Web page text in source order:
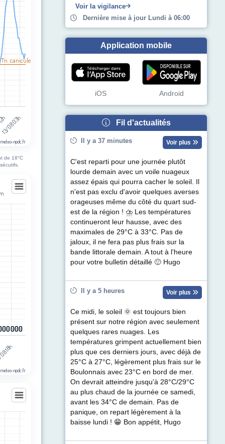
(°C). Data ranges from 15 to 33.
13/08 03h
meteo-npdc.fr
Tn. canicule
de 18°C
de précipitations (mm). Data ranges from 0 to 0.2.
0
00
00
00
00
0
18h
meteo-npdc.fr
Voir la vigilance
Dernière mise à jour Lundi à 06:00
Application mobile
iOS Android
Fil d'actualités
Il y a 37 minutes Voir plus
C'est reparti pour une journée plutôt
lourde demain avec un voile nuageux
assez épais qui pourra cacher le soleil. Il
n'est pas exclu d'avoir quelques averses
orageuses même du côté du quart sud-
est de la région ! ⛈ Les températures
continueront leur hausse, avec des
maximales de 29°C à 33°C. Pas de
jaloux, il ne fera pas plus frais sur la
bande littorale demain. A tout à l'heure
pour votre bulletin détaillé 🙂 Hugo
Il y a 5 heures Voir plus
Ce midi, le soleil 🌞 est toujours bien
présent sur notre région avec seulement
quelques rares nuages. Les
températures grimpent actuellement bien
plus que ces derniers jours, avec déjà de
25°C à 27°C, légèrement plus frais sur le
Boulonnais avec 23°C en bord de mer.
On devrait atteindre jusqu'à 28°C/29°C
au plus chaud de la journée ce samedi,
avant les 34°C de demain. Pas de
panique, on repart légèrement à la
baisse lundi ! 😁 Bon appétit, Hugo